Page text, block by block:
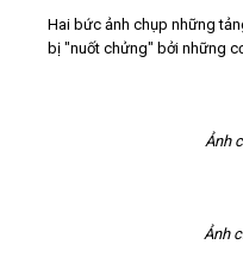
Hai bức ảnh chụp những
bị "nuốt chửng" bởi những
Ảnh
Ảnh